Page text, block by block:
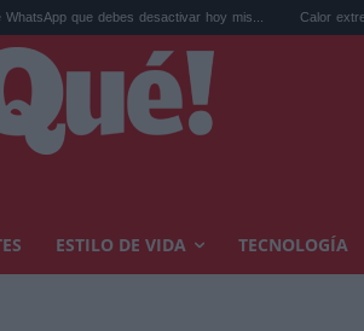
desactivar hoy mis... Calor extremo y ansiedad:
ESTILO DE VIDA TECNOLOGÍA